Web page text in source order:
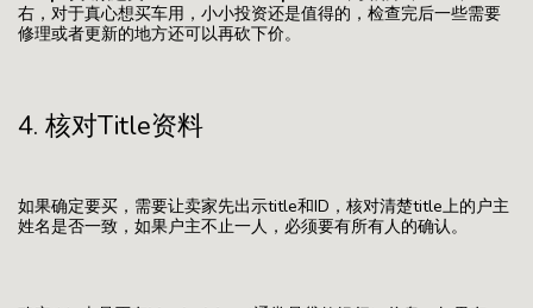
右，对于真心想买车用，小小投资还是值得的，检查完后一些需要
修理或者更新的地方还可以再砍下价。
4. 核对Title资料
如果确定要买，需要让卖家先出示title和ID，核对清楚title上的户主
姓名是否一致，如果户主不止一人，必须要有所有人的确认。